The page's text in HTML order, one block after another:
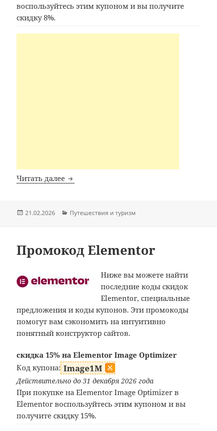
воспользуйтесь этим купоном и вы получите
скидку 8%.
Читать далее Промокод Agoda
Опубликовано
21.02.2026 Рубрики
Путешествия и туризм
Промокод Elementor
Ниже вы можете найти
последние коды скидок
Elementor, специальные
предложения и коды купонов. Эти промокоды
помогут вам сэкономить на интуитивно
понятный конструктор сайтов.
скидка 15% на Elementor Image Optimizer
Код купона: Image1M
Действительно до 31 декабря 2026 года
При покупке на Elementor Image Optimizer в
Elementor воспользуйтесь этим купоном и вы
получите скидку 15%.